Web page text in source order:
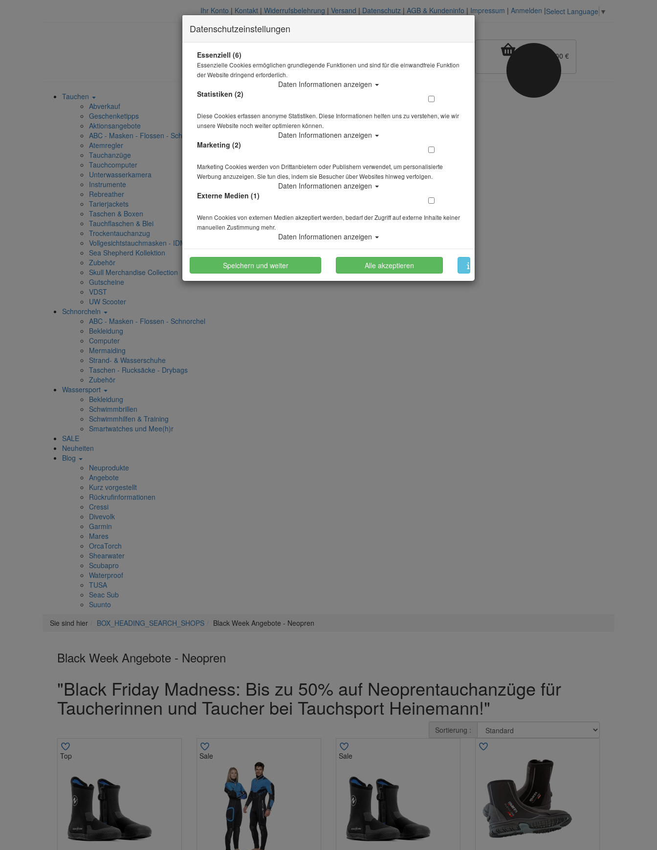
Ihr Konto | Kontakt | Widerrufsbelehrung | Versand | Datenschutz | AGB & Kundeninfo | Impressum | Anmelden |Select Language ▼
| 0,00 €
Tauchen
Abverkauf
Geschenketipps
Aktionsangebote
ABC - Masken - Flossen - Schnorchel
Atemregler
Tauchanzüge
Tauchcomputer
Unterwasserkamera
Instrumente
Rebreather
Tarierjackets
Taschen & Boxen
Tauchflaschen & Blei
Trockentauchanzug
Vollgesichtstauchmasken - IDMs
Sea Shepherd Kollektion
Zubehör
Skull Merchandise Collection
Gutscheine
VDST
UW Scooter
Schnorcheln
ABC - Masken - Flossen - Schnorchel
Bekleidung
Computer
Mermaiding
Strand- & Wasserschuhe
Taschen - Rucksäcke - Drybags
Zubehör
Wassersport
Bekleidung
Schwimmbrillen
Schwimmhilfen & Training
Smartwatches und Mee(h)r
SALE
Neuheiten
Blog
Neuprodukte
Angebote
Kurz vorgestellt
Rückrufinformationen
Cressi
Divevolk
Garmin
Mares
OrcaTorch
Shearwater
Scubapro
Waterproof
TUSA
Seac Sub
Suunto
Sie sind hier
BOX_HEADING_SEARCH_SHOPS Black Week Angebote - Neopren
Black Week Angebote - Neopren
"Black Friday Madness: Bis zu 50% auf Neoprentauchanzüge für
Taucherinnen und Taucher bei Tauchsport Heinemann!"
Sortierung :
Top Sale Sale
Datenschutzeinstellungen
Essenziell (6)
Essenzielle Cookies ermöglichen grundlegende Funktionen und sind für die einwandfreie Funktion
der Website dringend erforderlich.
Daten Informationen anzeigen
Statistiken (2)
Diese Cookies erfassen anonyme Statistiken. Diese Informationen helfen uns zu verstehen, wie wir
unsere Website noch weiter optimieren können.
Daten Informationen anzeigen
Marketing (2)
Marketing Cookies werden von Drittanbietern oder Publishern verwendet, um personalisierte
Werbung anzuzeigen. Sie tun dies, indem sie Besucher über Websites hinweg verfolgen.
Daten Informationen anzeigen
Externe Medien (1)
Wenn Cookies von externen Medien akzeptiert werden, bedarf der Zugriff auf externe Inhalte keiner
manuellen Zustimmung mehr.
Daten Informationen anzeigen
Speichern und weiter Alle akzeptieren